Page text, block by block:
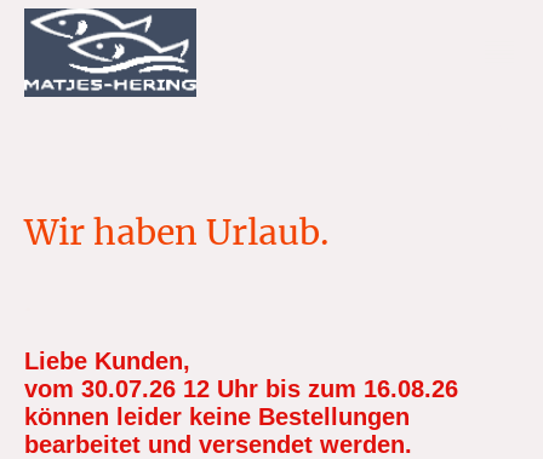
Wir haben Urlaub.
Liebe Kunden,
vom 30.07.26 12 Uhr bis zum 16.08.26
können leider keine Bestellungen
bearbeitet und versendet werden.